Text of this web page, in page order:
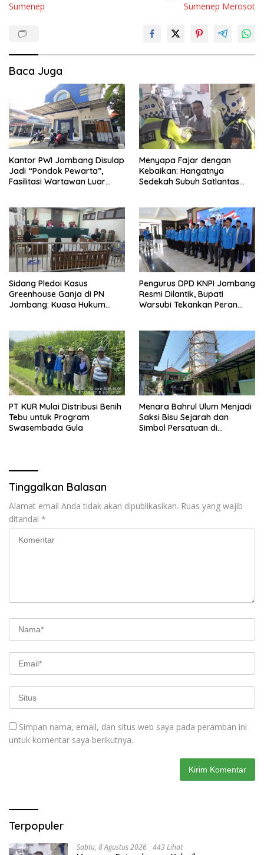
Sumenep
Sumenep Merosot
Baca Juga
Kantor PWI Jombang Disulap
Jadi “Pondok Pewarta”,
Fasilitasi Wartawan Luar
Menyapa Fajar dengan
Kebaikan: Hangatnya
Sedekah Subuh Satlantas
Sidang Pledoi Kasus
Greenhouse Ganja di PN
Jombang: Kuasa Hukum
Pengurus DPD KNPI Jombang
Resmi Dilantik, Bupati
Warsubi Tekankan Peran
PT KUR Mulai Distribusi Benih
Tebu untuk Program
Swasembada Gula
Menara Bahrul Ulum Menjadi
Saksi Bisu Sejarah dan
Simbol Persatuan di
Tinggalkan Balasan
Alamat email Anda tidak akan dipublikasikan. Ruas yang wajib
ditandai *
Simpan nama, email, dan situs web saya pada peramban ini
untuk komentar saya berikutnya.
Terpopuler
Sabtu, 8 Agustus 2026 443 Lihat